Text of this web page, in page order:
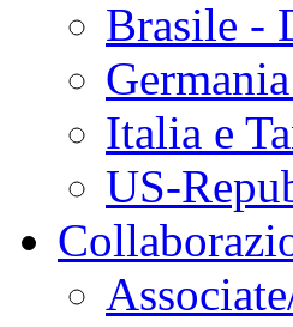
Brasile -
Italia e
US-